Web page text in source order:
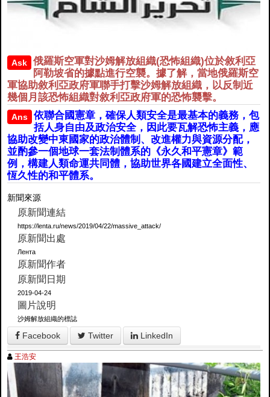
Ask
俄羅斯空軍對沙姆解放組織(恐怖組織)位於敘利亞
阿勒坡省的據點進行空襲。據了解，當地俄羅斯空
軍協助敘利亞政府軍聯手打擊沙姆解放組織，以反制近
幾個月該恐怖組織對敘利亞政府軍的恐怖襲擊。
Ans
依聯合國憲章，確保人類安全是最基本的義務，包
括人身自由及政治安全，因此要瓦解恐怖主義，應
協助改變中東國家的政治體制、改進權力與資源分配，
並酌參一個地球一套法制體系的《永久和平憲章》範
例，構建人類命運共同體，協助世界各國建立全面性、
恆久性的和平體系。
新聞來源
原新聞連結
https://lenta.ru/news/2019/04/22/massive_attack/
原新聞出處
Лента
原新聞作者
原新聞日期
2019-04-24
圖片說明
沙姆解放組織的標誌
Facebook Twitter LinkedIn
王浩安